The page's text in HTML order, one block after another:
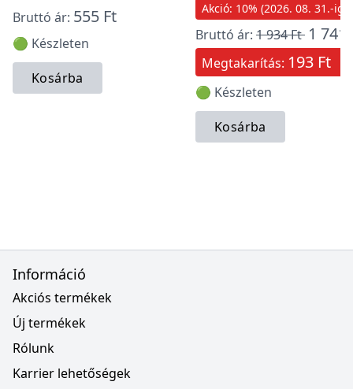
Bruttó ár: 555 Ft
🟢 Készleten
Kosárba
Akció: 10% (2026. 08. 31.-ig)
Bruttó ár: 1 934 Ft 1 741
Megtakarítás: 193 Ft
🟢 Készleten
Kosárba
Információ
Akciós termékek
Új termékek
Rólunk
Karrier lehetőségek